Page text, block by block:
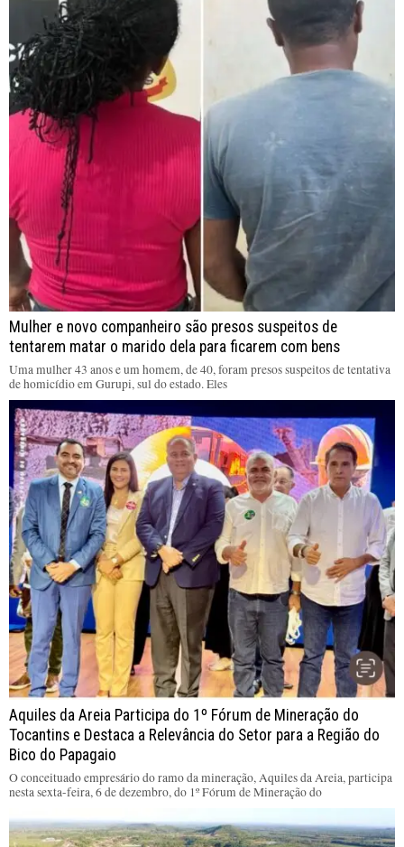
Mulher e novo companheiro são presos suspeitos de
tentarem matar o marido dela para ficarem com bens
Uma mulher 43 anos e um homem, de 40, foram presos suspeitos de tentativa
de homicídio em Gurupi, sul do estado. Eles
Aquiles da Areia Participa do 1º Fórum de Mineração do
Tocantins e Destaca a Relevância do Setor para a Região do
Bico do Papagaio
O conceituado empresário do ramo da mineração, Aquiles da Areia, participa
nesta sexta-feira, 6 de dezembro, do 1º Fórum de Mineração do